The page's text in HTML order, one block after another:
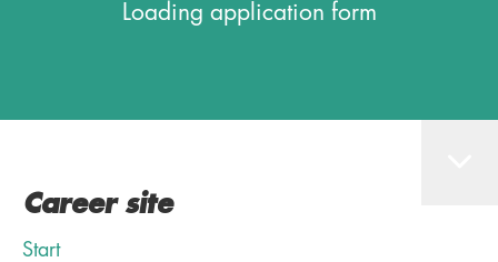
Loading application form
Career site
Start